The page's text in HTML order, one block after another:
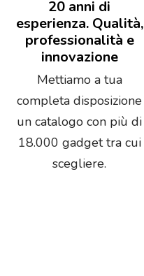
20 anni di
esperienza. Qualità,
professionalità e
innovazione
Mettiamo a tua
completa disposizione
un catalogo con più di
18.000 gadget tra cui
scegliere.